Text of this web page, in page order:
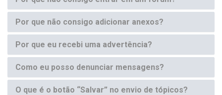
Por que não consigo adicionar anexos?
Por que eu recebi uma advertência?
Como eu posso denunciar mensagens?
O que é o botão “Salvar” no envio de tópicos?